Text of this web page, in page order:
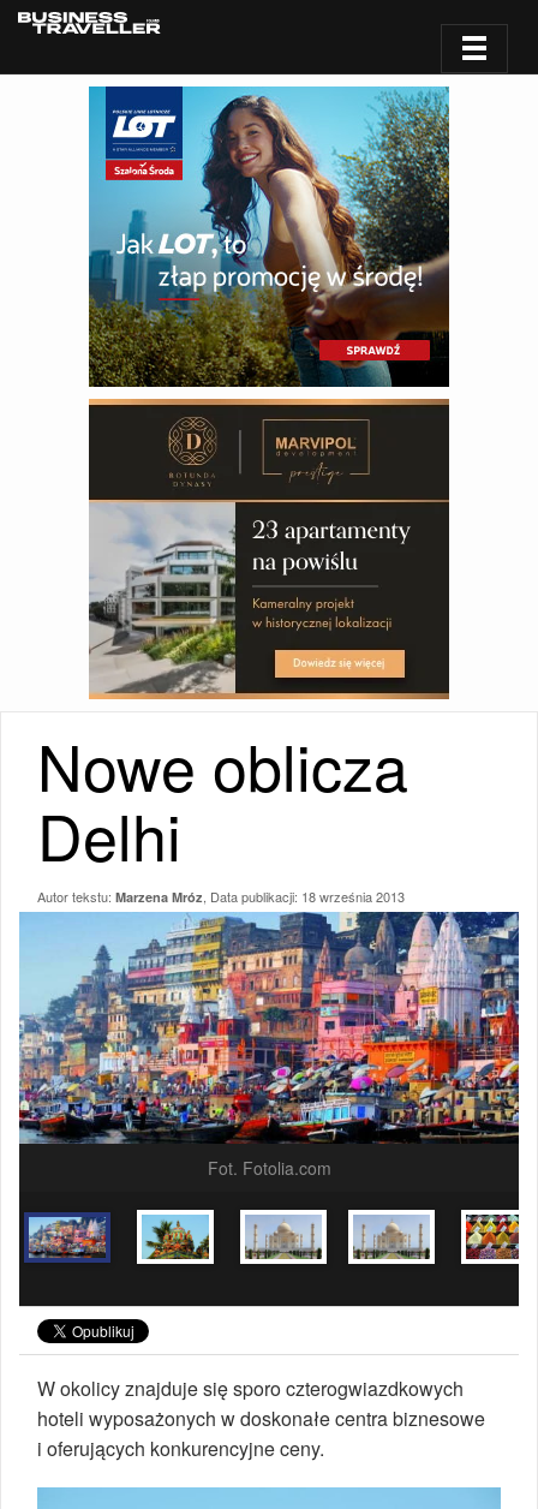
Nowe oblicza
Delhi
Autor tekstu: Marzena Mróz , Data publikacji: 18 września 2013
Fot. Fotolia.com
W okolicy znajduje się sporo czterogwiazdkowych
hoteli wyposażonych w doskonałe centra biznesowe
i oferujących konkurencyjne ceny.